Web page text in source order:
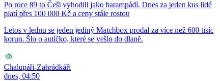
Po roce 89 to Češi vyhodili jako harampádí. Dnes za jeden kus lidé
platí přes 100 000 Kč a ceny stále rostou
Letos v lednu se jeden jediný Matchbox prodal za více než 600 tisíc
korun. Šlo o autíčko, které se vešlo do dlaně.
Chalupáři-Zahrádkáři
dnes, 04:50